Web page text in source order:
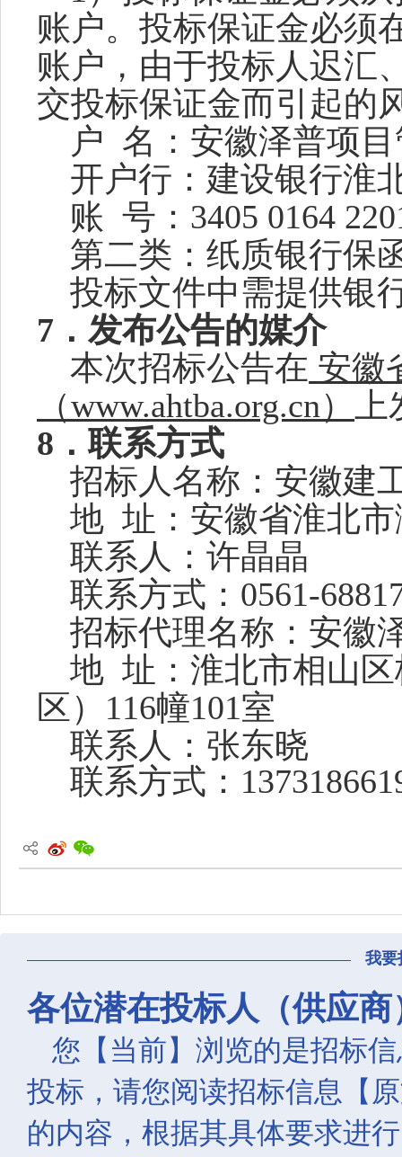
账户。投标保证金必须
账户，由于投标人迟汇
交投标保证金而引起的
户 名：安徽泽普项
开户行：建设银行淮
账 号： 3405 0164
第二类：纸质银行保
投标文件中需提供银
7 ．发布公告的媒介
本次招标公告在 安徽
（www.ahtba.org.cn）
8 ．联系方式
招标人名称： 安徽建
地 址： 安徽省淮北
联系人：许晶晶
联系方式： 0561-
招标代理名称： 安徽
地 址：淮北市相山
区）116幢101室
联系人： 张东晓
联系方式：
我要
各位潜在投标人（供应商
您【当前】浏览的是招标
投标，请您阅读招标信息【
的内容，根据其具体要求进